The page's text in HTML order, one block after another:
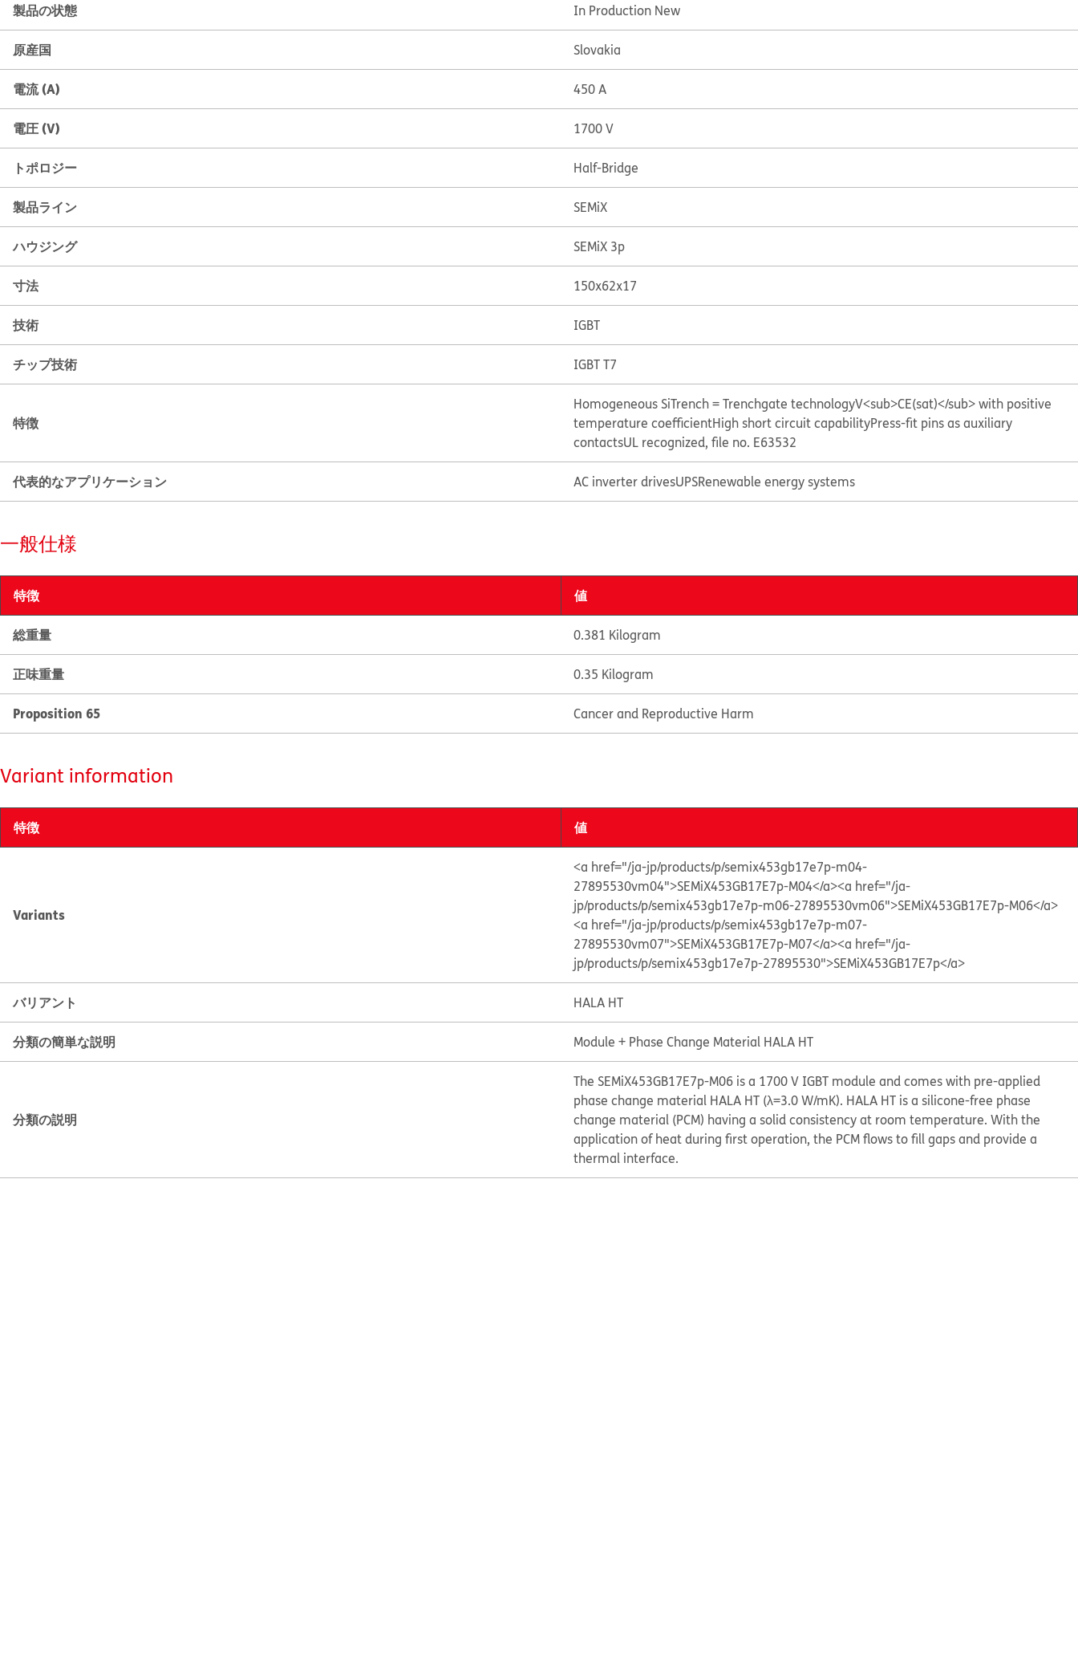
製品の状態 In Production New
原産国 Slovakia
電流 (A) 450 A
電圧 (V) 1700 V
トポロジー Half-Bridge
製品ライン SEMiX
ハウジング SEMiX 3p
寸法 150x62x17
技術 IGBT
チップ技術 IGBT T7
特徴
Homogeneous SiTrench = Trenchgate technologyV<sub>CE(sat)</sub> with positive
temperature coefficientHigh short circuit capabilityPress-fit pins as auxiliary
contactsUL recognized, file no. E63532
代表的なアプリケーション AC inverter drivesUPSRenewable energy systems
一般仕様
特徴 値
総重量 0.381 Kilogram
正味重量 0.35 Kilogram
Proposition 65 Cancer and Reproductive Harm
Variant information
特徴 値
Variants
<a href="/ja-jp/products/p/semix453gb17e7p-m04-
27895530vm04">SEMiX453GB17E7p-M04</a><a href="/ja-
jp/products/p/semix453gb17e7p-m06-27895530vm06">SEMiX453GB17E7p-M06</a>
<a href="/ja-jp/products/p/semix453gb17e7p-m07-
27895530vm07">SEMiX453GB17E7p-M07</a><a href="/ja-
jp/products/p/semix453gb17e7p-27895530">SEMiX453GB17E7p</a>
バリアント HALA HT
分類の簡単な説明 Module + Phase Change Material HALA HT
分類の説明
The SEMiX453GB17E7p-M06 is a 1700 V IGBT module and comes with pre-applied
phase change material HALA HT (λ=3.0 W/mK). HALA HT is a silicone-free phase
change material (PCM) having a solid consistency at room temperature. With the
application of heat during first operation, the PCM flows to fill gaps and provide a
thermal interface.